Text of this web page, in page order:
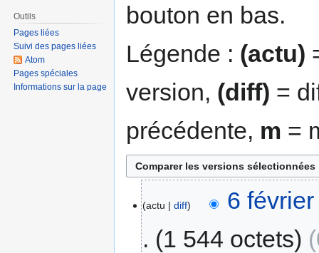
bouton en bas.
Légende : (actu)
version, (diff) =
précédente, m =
actu diff
6
1 544 octets
Outils
Pages liées
Suivi des pages liées
Atom
Pages spéciales
Informations sur la page